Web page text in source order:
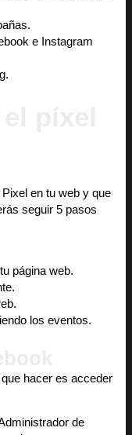
e Instagram
en tu web y que
seguir 5 pasos
página web.
los eventos.
hacer es acceder
de